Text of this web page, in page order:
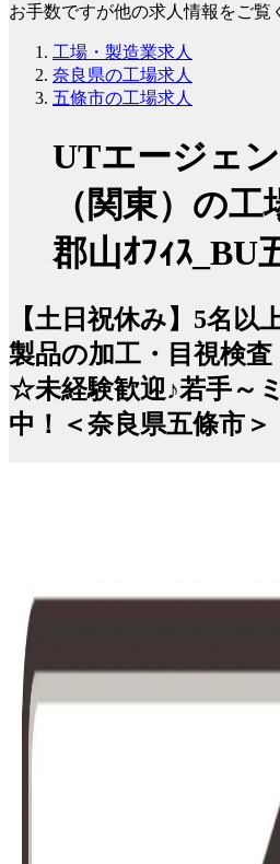
お手数ですが他の求人情報をご覧
工場・製造業求人
奈良県の工場求人
五條市の工場求人
UTエージェ
（関東）の
郡山ｵﾌｨｽ_BU
【土日祝休み】5名
製品の加工・目視検査
☆未経験歓迎♪若手～
中！＜奈良県五條市＞